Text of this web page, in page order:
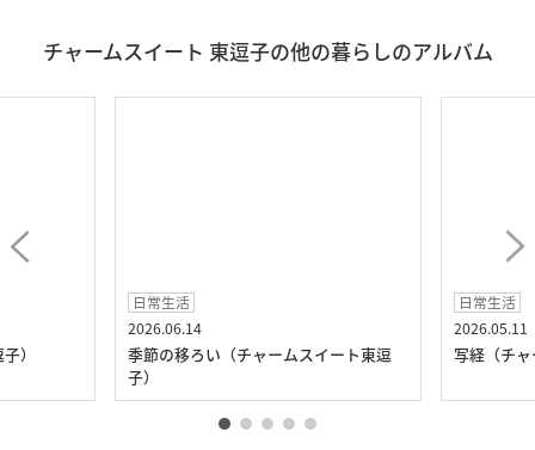
チャームスイート 東逗子の他の暮らしのアルバム
）
日常生活
2026.06.14
季節の移ろい（チャームスイート東逗
子）
日常生活
2026.05.11
写経（チ